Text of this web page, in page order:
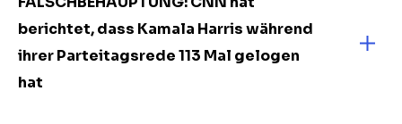
berichtet, dass Kamala Harris während
ihrer Parteitagsrede 113 Mal gelogen
hat